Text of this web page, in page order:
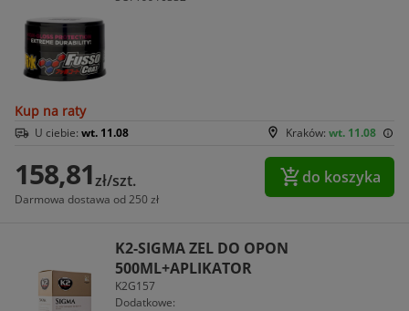
Kup na raty
Kraków: wt. 11.08
U ciebie: wt. 11.08
158,81zł/szt.
Darmowa dostawa od 250 zł
do koszyka
K2-SIGMA ZEL DO OPON
500ML+APLIKATOR
K2G157
Dodatkowe: